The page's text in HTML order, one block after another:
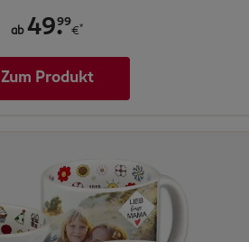
ab 49.
99
€*
Zum Produkt